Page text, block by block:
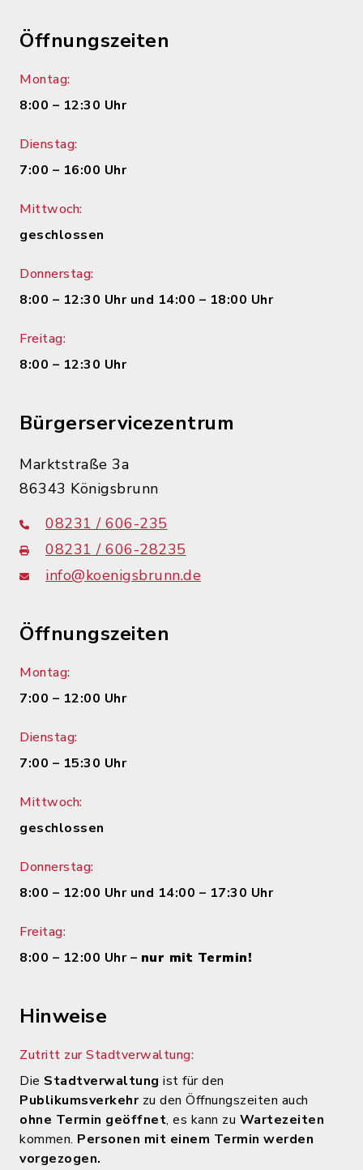
Öffnungszeiten
Montag:
8:00 – 12:30 Uhr
Dienstag:
7:00 – 16:00 Uhr
Mittwoch:
geschlossen
Donnerstag:
8:00 – 12:30 Uhr und 14:00 – 18:00 Uhr
Freitag:
8:00 – 12:30 Uhr
Bürgerservicezentrum
Marktstraße 3a
86343 Königsbrunn
08231 / 606-235
08231 / 606-28235
info@koenigsbrunn.de
Öffnungszeiten
Montag:
7:00 – 12:00 Uhr
Dienstag:
7:00 – 15:30 Uhr
Mittwoch:
geschlossen
Donnerstag:
8:00 – 12:00 Uhr und 14:00 – 17:30 Uhr
Freitag:
8:00 – 12:00 Uhr – nur mit Termin!
Hinweise
Zutritt zur Stadtverwaltung:
Die Stadtverwaltung ist für den
Publikumsverkehr zu den Öffnungszeiten auch
ohne Termin geöffnet, es kann zu Wartezeiten
kommen. Personen mit einem Termin werden
vorgezogen.